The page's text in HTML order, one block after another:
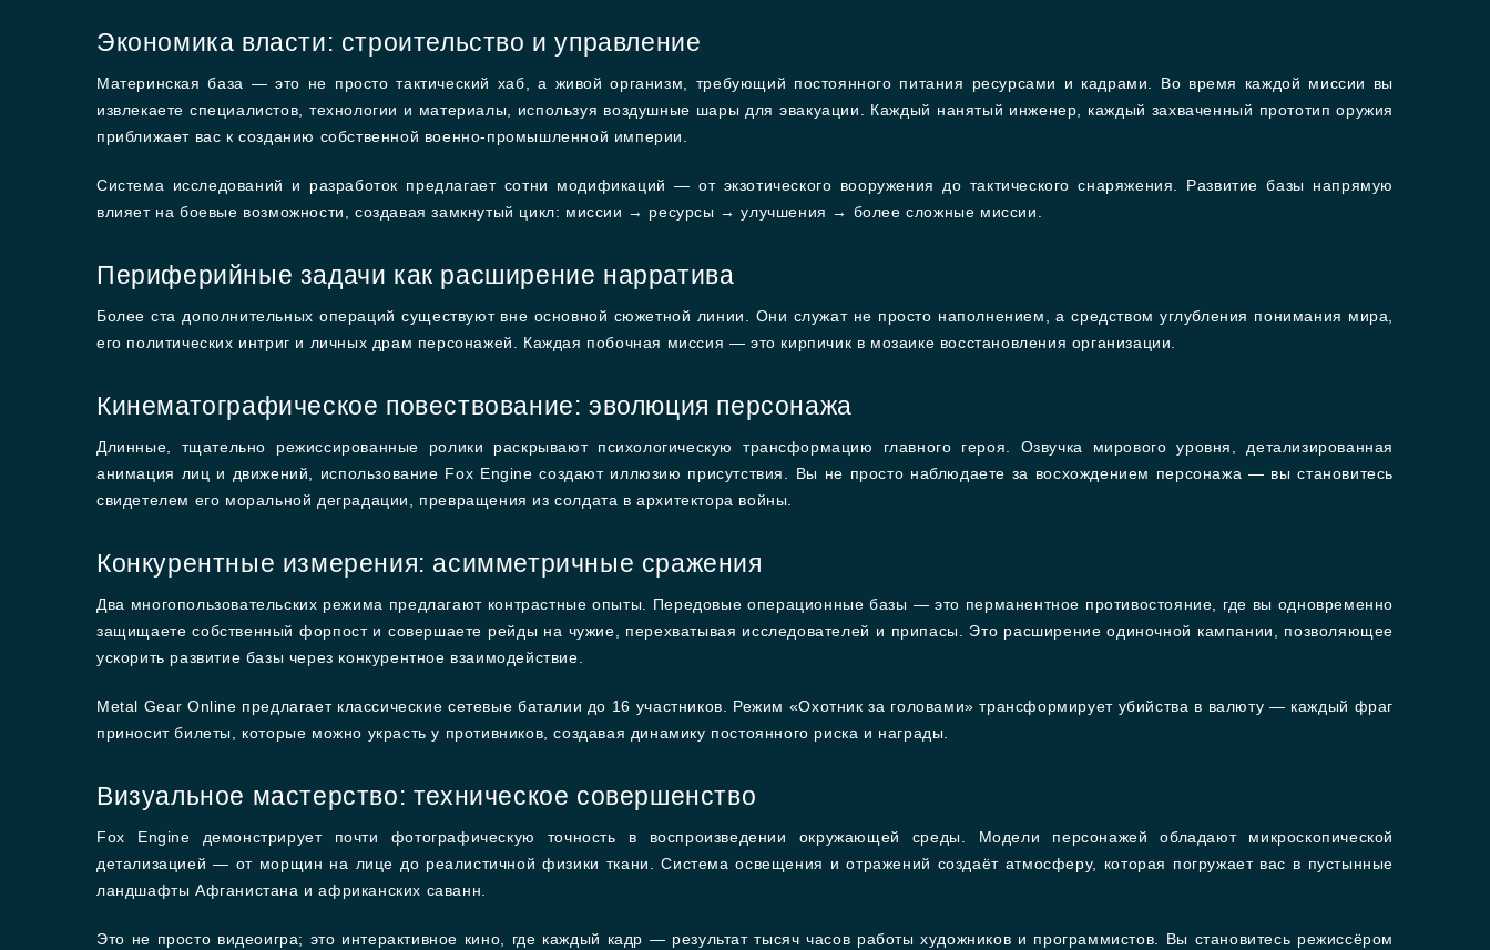
Экономика власти: строительство и управление
Материнская база — это не просто тактический хаб, а живой организм, требующий постоянного питания ресурсами и кадрами. Во время каждой миссии вы
извлекаете специалистов, технологии и материалы, используя воздушные шары для эвакуации. Каждый нанятый инженер, каждый захваченный прототип оружия
приближает вас к созданию собственной военно-промышленной империи.
Система исследований и разработок предлагает сотни модификаций — от экзотического вооружения до тактического снаряжения. Развитие базы напрямую
влияет на боевые возможности, создавая замкнутый цикл: миссии → ресурсы → улучшения → более сложные миссии.
Периферийные задачи как расширение нарратива
Более ста дополнительных операций существуют вне основной сюжетной линии. Они служат не просто наполнением, а средством углубления понимания мира,
его политических интриг и личных драм персонажей. Каждая побочная миссия — это кирпичик в мозаике восстановления организации.
Кинематографическое повествование: эволюция персонажа
Длинные, тщательно режиссированные ролики раскрывают психологическую трансформацию главного героя. Озвучка мирового уровня, детализированная
анимация лиц и движений, использование Fox Engine создают иллюзию присутствия. Вы не просто наблюдаете за восхождением персонажа — вы становитесь
свидетелем его моральной деградации, превращения из солдата в архитектора войны.
Конкурентные измерения: асимметричные сражения
Два многопользовательских режима предлагают контрастные опыты. Передовые операционные базы — это перманентное противостояние, где вы одновременно
защищаете собственный форпост и совершаете рейды на чужие, перехватывая исследователей и припасы. Это расширение одиночной кампании, позволяющее
ускорить развитие базы через конкурентное взаимодействие.
Metal Gear Online предлагает классические сетевые баталии до 16 участников. Режим «Охотник за головами» трансформирует убийства в валюту — каждый фраг
приносит билеты, которые можно украсть у противников, создавая динамику постоянного риска и награды.
Визуальное мастерство: техническое совершенство
Fox Engine демонстрирует почти фотографическую точность в воспроизведении окружающей среды. Модели персонажей обладают микроскопической
детализацией — от морщин на лице до реалистичной физики ткани. Система освещения и отражений создаёт атмосферу, которая погружает вас в пустынные
ландшафты Афганистана и африканских саванн.
Это не просто видеоигра; это интерактивное кино, где каждый кадр — результат тысяч часов работы художников и программистов. Вы становитесь режиссёром